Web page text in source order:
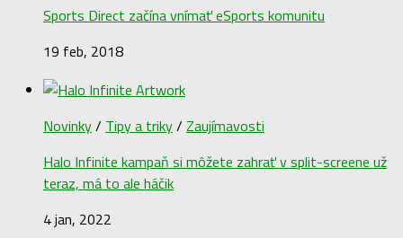
Sports Direct začína vnímať eSports komunitu
19 feb, 2018
Novinky/ Tipy a triky/ Zaujímavosti
Halo Infinite kampaň si môžete zahrať v split-screene už
teraz, má to ale háčik
4 jan, 2022